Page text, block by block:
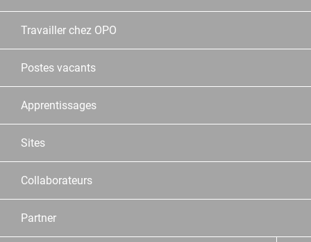
Travailler chez OPO
Postes vacants
Apprentissages
Sites
Collaborateurs
Partner